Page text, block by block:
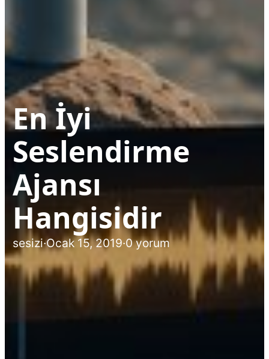
En İyi
Seslendirme
Ajansı
Hangisidir
sesizi·Ocak 15, 2019·0 yorum